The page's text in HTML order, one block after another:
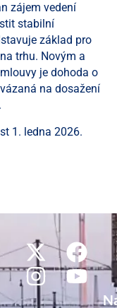
zájem vedení
stabilní
základ pro
trhu. Novým a
je dohoda o
na dosažení
1. ledna 2026.